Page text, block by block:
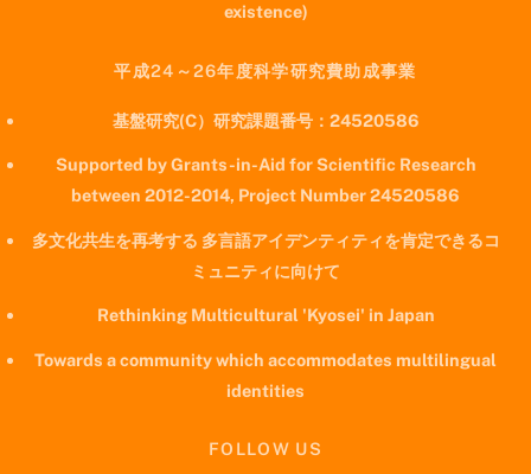
existence)
平成24～26年度科学研究費助成事業
基盤研究(C）研究課題番号：24520586
Supported by Grants-in-Aid for Scientific Research
between 2012-2014, Project Number 24520586
多文化共生を再考する 多言語アイデンティティを肯定できるコ
ミュニティに向けて
Rethinking Multicultural 'Kyosei' in Japan
Towards a community which accommodates multilingual
identities
FOLLOW US